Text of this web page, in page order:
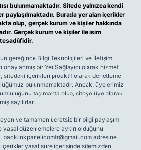
bulunmamaktadır. Sitede yalnızca kendi
paylaşılmaktadır. Burada yer alan içerikler
olup, gerçek kurum ve kişiler hakkında
Gerçek kurum ve kişiler ile isim
gereğince Bilgi Teknolojileri ve İletişim
onaylanmış bir Yer Sağlayıcı olarak hizmet
sitedeki içerikleri proaktif olarak denetleme
bulunmamaktadır. Ancak, üyelerimiz
taşımakta olup, siteye üye olarak
sayılırlar.
ve tamamen ücretsiz bir bilgi paylaşım
düzenlemelere aykırı olduğunu
backlinkpanelicomtr@gmail.com adresine
yasal süre içerisinde sitemizden